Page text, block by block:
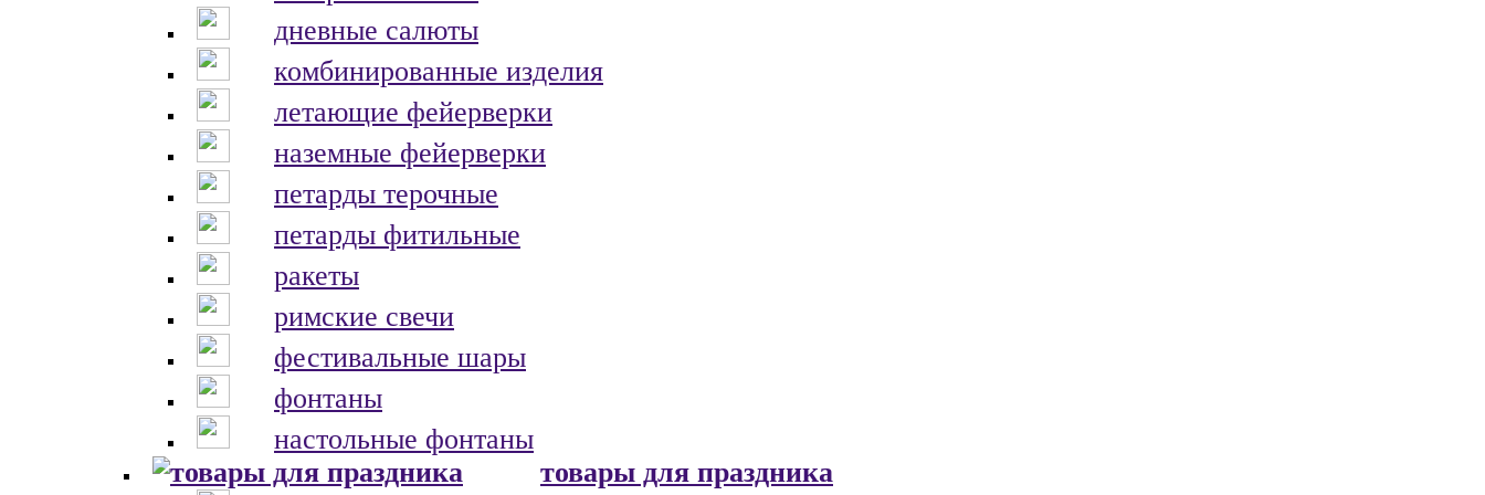
дневные салюты
комбинированные изделия
летающие фейерверки
наземные фейерверки
петарды терочные
петарды фитильные
ракеты
римские свечи
фестивальные шары
фонтаны
настольные фонтаны
товары для праздника